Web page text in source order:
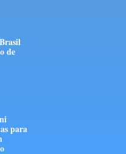
de
para